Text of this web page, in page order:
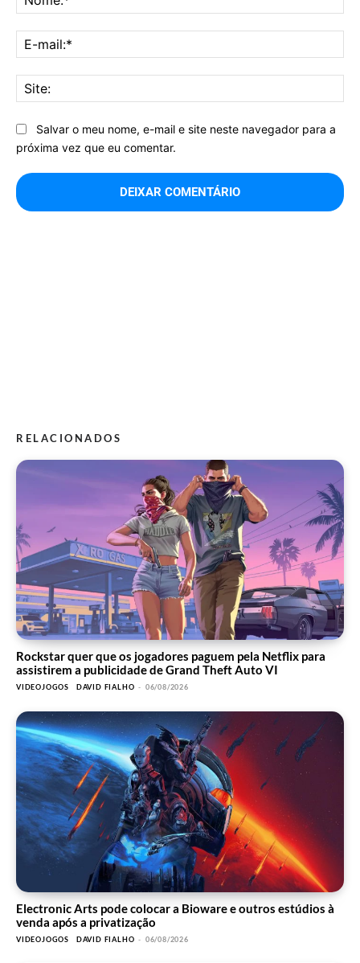
Salvar o meu nome, e-mail e site neste navegador para a
próxima vez que eu comentar.
RELACIONADOS
Rockstar quer que os jogadores paguem pela Netflix para
assistirem a publicidade de Grand Theft Auto VI
VIDEOJOGOS DAVID FIALHO - 06/08/2026
Electronic Arts pode colocar a Bioware e outros estúdios à
venda após a privatização
VIDEOJOGOS DAVID FIALHO - 06/08/2026